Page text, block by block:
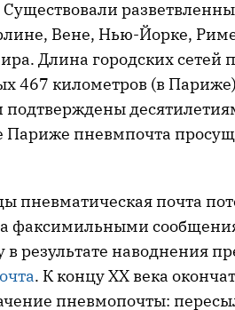
Вене, Нью-Йорке,
Длина городских сетей
467 километров (в
Париже пневмпочта
пневматическая почта
факсимильными
в результате наводнения
. К концу XX века
пневмопочты: